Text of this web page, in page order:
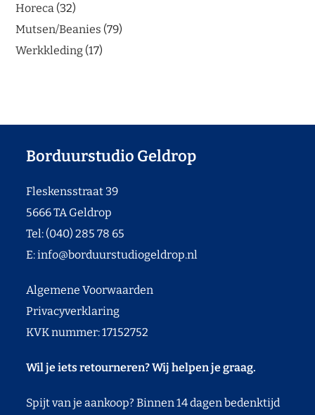
Horeca 32
Mutsen/Beanies 79
Werkkleding 17
Borduurstudio Geldrop
Fleskensstraat 39
5666 TA Geldrop
Tel: (040) 285 78 65
E:info@borduurstudiogeldrop.nl
Algemene Voorwaarden
Privacyverklaring
KVK nummer: 17152752
Wil je iets retourneren? Wij helpen je graag.
Spijt van je aankoop? Binnen 14 dagen bedenktijd